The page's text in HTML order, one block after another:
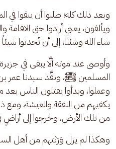
وبعد ذلك كله؛ طلبوا أن يبقوا
ويألفون، يعني أرادوا حق
شاء الله وشئنا، إلى أن تُحدثوا
وأوصى عند موته ألَّا يبقى في
المسلمين ﷺ، ونفَّذ سيدنا عمر
وعملوا، وبدأوا يقتلون الناس
يكفيهم من النفقة والعيشة، ومع
من تلك الأرض، وخرجوا إلى أراضٍ
وهكذا لم يزل وَرَثتهم من أهل